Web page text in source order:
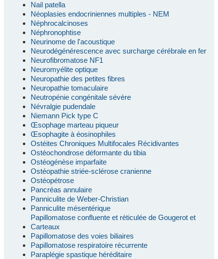
Nail patella
Néoplasies endocriniennes multiples - NEM
Néphrocalcinoses
Néphronophtise
Neurinome de l'acoustique
Neurodégénérescence avec surcharge cérébrale en fer
Neurofibromatose NF1
Neuromyélite optique
Neuropathie des petites fibres
Neuropathie tomaculaire
Neutropénie congénitale sévère
Névralgie pudendale
Niemann Pick type C
Œsophage marteau piqueur
Œsophagite à éosinophiles
Ostéites Chroniques Multifocales Récidivantes
Ostéochondrose déformante du tibia
Ostéogénèse imparfaite
Ostéopathie striée-sclérose cranienne
Ostéopétrose
Pancréas annulaire
Panniculite de Weber-Christian
Panniculite mésentérique
Papillomatose confluente et réticulée de Gougerot et
Carteaux
Papillomatose des voies biliaires
Papillomatose respiratoire récurrente
Paraplégie spastique héréditaire